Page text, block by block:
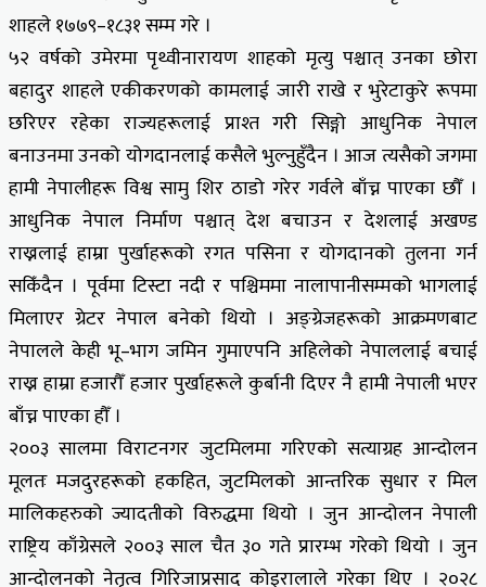
शाहले १७७९–१८३१ सम्म गरे ।
५२ वर्षको उमेरमा पृथ्वीनारायण शाहको मृत्यु पश्चात् उनका छोरा
बहादुर शाहले एकीकरणको कामलाई जारी राखे र भुरेटाकुरे रूपमा
छरिएर रहेका राज्यहरूलाई प्राश्त गरी सिङ्गो आधुनिक नेपाल
बनाउनमा उनको योगदानलाई कसैले भुल्नुहुँदैन । आज त्यसैको जगमा
हामी नेपालीहरू विश्व सामु शिर ठाडो गरेर गर्वले बाँच्न पाएका छौँ ।
आधुनिक नेपाल निर्माण पश्चात् देश बचाउन र देशलाई अखण्ड
राख्नलाई हाम्रा पुर्खाहरूको रगत पसिना र योगदानको तुलना गर्न
सकिँदैन । पूर्वमा टिस्टा नदी र पश्चिममा नालापानीसम्मको भागलाई
मिलाएर ग्रेटर नेपाल बनेको थियो । अङ्ग्रेजहरूको आक्रमणबाट
नेपालले केही भू–भाग जमिन गुमाएपनि अहिलेको नेपाललाई बचाई
राख्न हाम्रा हजारौँ हजार पुर्खाहरूले कुर्बानी दिएर नै हामी नेपाली भएर
बाँच्न पाएका हौँ ।
२००३ सालमा विराटनगर जुटमिलमा गरिएको सत्याग्रह आन्दोलन
मूलतः मजदुरहरूको हकहित, जुटमिलको आन्तरिक सुधार र मिल
मालिकहरुको ज्यादतीको विरुद्धमा थियो । जुन आन्दोलन नेपाली
राष्ट्रिय काँग्रेसले २००३ साल चैत ३० गते प्रारम्भ गरेको थियो । जुन
आन्दोलनको नेतृत्व गिरिजाप्रसाद कोइरालाले गरेका थिए । २०२८